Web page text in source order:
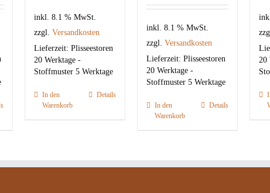
inkl. 8.1 % MwSt.
zzgl.Versandkosten
Lieferzeit:Plisseestoren
20 Werktage -
Stoffmuster 5 Werktage
In den
Warenkorb
Details
inkl. 8.1 % MwSt.
zzgl. Versandkosten
Lieferzeit: Plisseestoren
20 Werktage -
Stoffmuster 5 Werktage
In den
Warenkorb
Details
20